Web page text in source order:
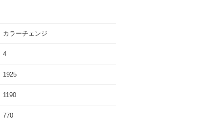
カラーチェンジ
4
1925
1190
770